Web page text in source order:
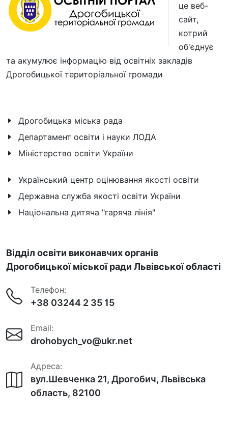
це веб-
сайт,
котрий
об'єднує
та акумулює інформацію від освітніх закладів
Дрогобицької територіальної громади
Дрогобицька міська рада
Департамент освіти і науки ЛОДА
Міністерство освіти України
Український центр оцінювання якості освіти
Державна служба якості освіти України
Національна дитяча "гаряча лінія"
Відділ освіти виконавчих органів
Дрогобицької міської ради Львівської області
Телефон:
+38 03244 2 35 15
Email:
drohobych_vo@ukr.net
Адреса:
вул.Шевченка 21, Дрогобич, Львівська
область, 82100